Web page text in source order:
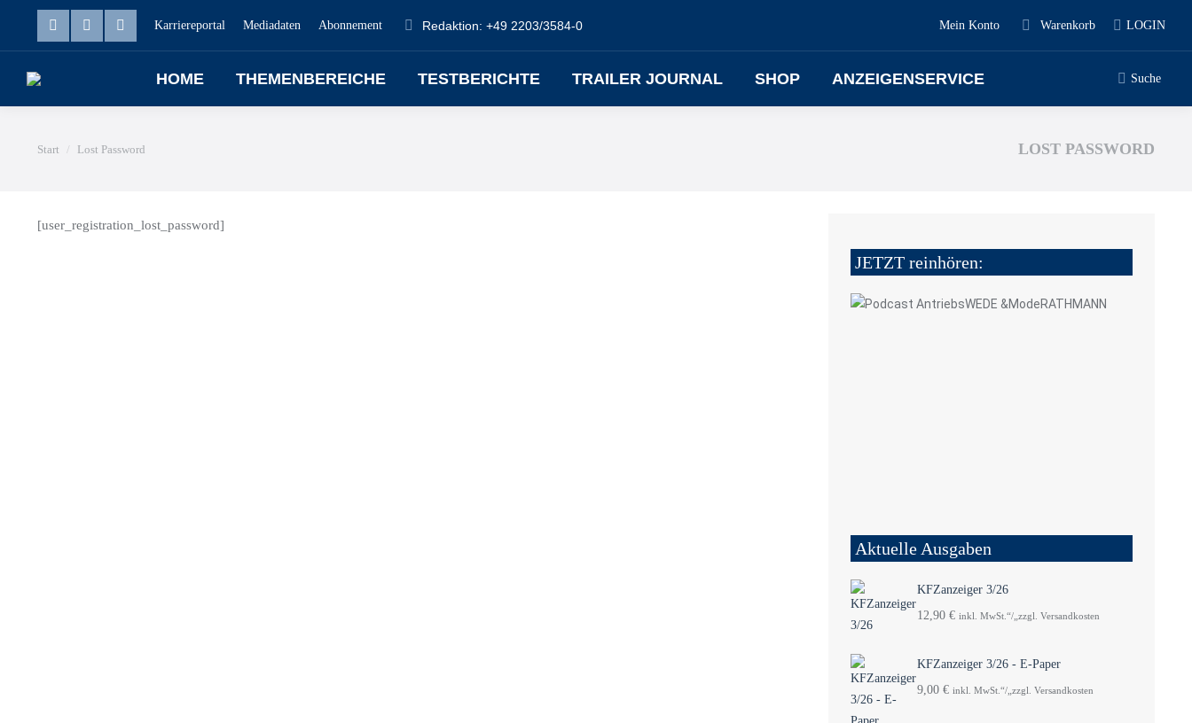
Karriereportal Mediadaten Abonnement Redaktion: +49 2203/3584-0 Mein Konto Warenkorb LOGIN
HOME THEMENBEREICHE TESTBERICHTE TRAILER JOURNAL SHOP ANZEIGENSERVICE Suche
Sie befinden sich hier:
Start Lost Password LOST PASSWORD
[user_registration_lost_password]
JETZT reinhören:
Aktuelle Ausgaben
KFZanzeiger 3/26
12,90 € inkl. MwSt.“/„zzgl. Versandkosten
KFZanzeiger 3/26 - E-Paper
9,00 € inkl. MwSt.“/„zzgl. Versandkosten